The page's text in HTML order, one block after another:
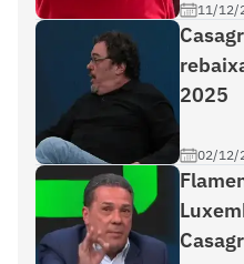
11/12/
2025
02/12/